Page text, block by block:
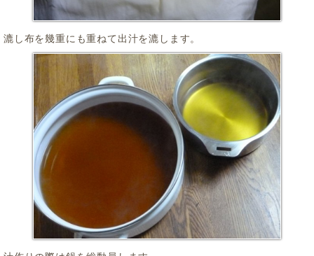
漉し布を幾重にも重ねて出汁を漉します。